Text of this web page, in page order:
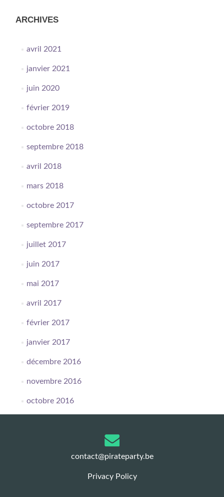
ARCHIVES
avril 2021
janvier 2021
juin 2020
février 2019
octobre 2018
septembre 2018
avril 2018
mars 2018
octobre 2017
septembre 2017
juillet 2017
juin 2017
mai 2017
avril 2017
février 2017
janvier 2017
décembre 2016
novembre 2016
octobre 2016
contact@pirateparty.be
Privacy Policy